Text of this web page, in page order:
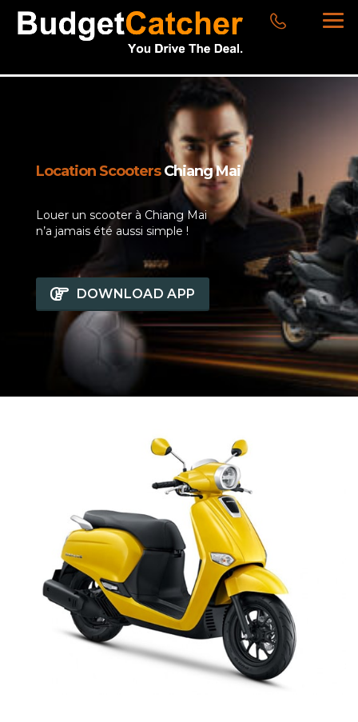
Location ScootersChiang Mai
Louer un scooter à Chiang Mai
n’a jamais été aussi simple !
DOWNLOAD APP